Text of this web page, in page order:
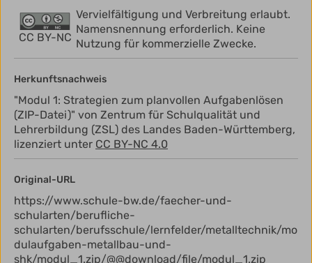
CC BY-NC
Vervielfältigung und Verbreitung erlaubt.
Namensnennung erforderlich. Keine
Nutzung für kommerzielle Zwecke.
Herkunftsnachweis
"Modul 1: Strategien zum planvollen Aufgabenlösen
(ZIP-Datei)" von Zentrum für Schulqualität und
Lehrerbildung (ZSL) des Landes Baden-Württemberg,
lizenziert unter CC BY-NC 4.0
Original-URL
https://www.schule-bw.de/faecher-und-
schularten/berufliche-
schularten/berufsschule/lernfelder/metalltechnik/mo
dulaufgaben-metallbau-und-
shk/modul_1.zip/@@download/file/modul_1.zip